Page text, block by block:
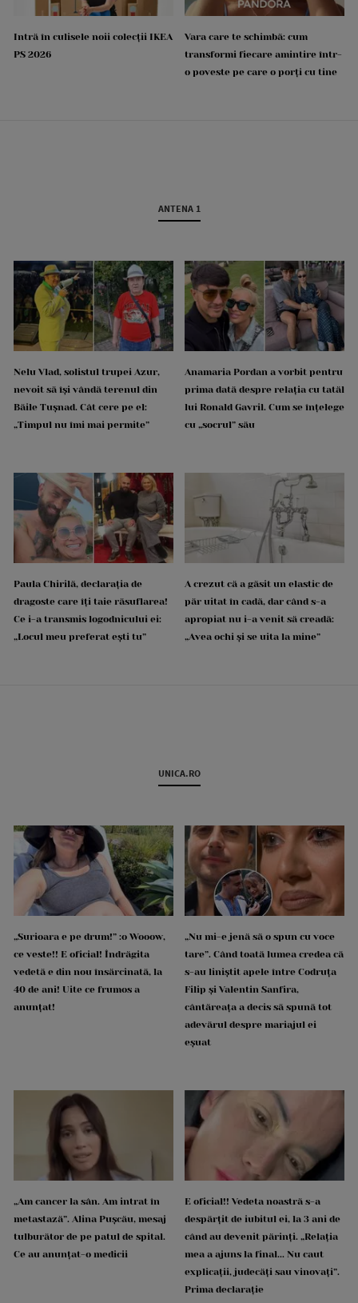
Intră în culisele noii colecții IKEA
PS 2026
Vara care te schimbă: cum
transformi fiecare amintire într-
o poveste pe care o porți cu tine
ANTENA 1
Nelu Vlad, solistul trupei Azur,
nevoit să își vândă terenul din
Băile Tușnad. Cât cere pe el:
„Timpul nu îmi mai permite”
Anamaria Pordan a vorbit pentru
prima dată despre relația cu tatăl
lui Ronald Gavril. Cum se înțelege
cu „socrul” său
Paula Chirilă, declarația de
dragoste care îți taie răsuflarea!
Ce i-a transmis logodnicului ei:
„Locul meu preferat ești tu”
A crezut că a găsit un elastic de
păr uitat în cadă, dar când s-a
apropiat nu i-a venit să creadă:
„Avea ochi și se uita la mine”
UNICA.RO
„Surioara e pe drum!” :o Wooow,
ce veste!! E oficial! Îndrăgita
vedetă e din nou însărcinată, la
40 de ani! Uite ce frumos a
anunțat!
„Nu mi-e jenă să o spun cu voce
tare”. Când toată lumea credea că
s-au liniștit apele între Codruța
Filip și Valentin Sanfira,
cântăreața a decis să spună tot
adevărul despre mariajul ei
eșuat
„Am cancer la sân. Am intrat în
metastază”. Alina Pușcău, mesaj
tulburător de pe patul de spital.
Ce au anunțat-o medicii
E oficial!! Vedeta noastră s-a
despărțit de iubitul ei, la 3 ani de
când au devenit părinți. „Relația
mea a ajuns la final... Nu caut
explicații, judecăți sau vinovați”.
Prima declarație